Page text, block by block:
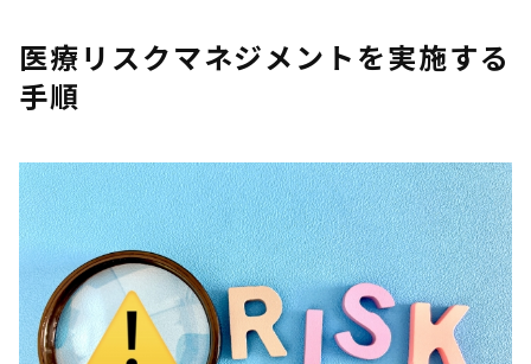
医療リスクマネジメントを実施する
手順